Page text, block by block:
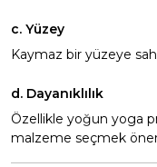
c. Yüzey
Kaymaz bir yüzeye
d. Dayanıklılık
Özellikle yoğun yoga
malzeme seçmek